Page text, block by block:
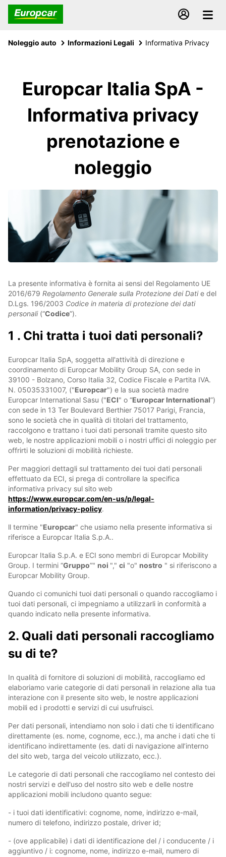
Noleggio auto Informazioni Legali Informativa Privacy
Europcar Italia SpA -
Informativa privacy
prenotazione e
noleggio
La presente informativa è fornita ai sensi del Regolamento UE
2016/679 Regolamento Generale sulla Protezione dei Datie del
D.Lgs. 196/2003 Codice in materia di protezione dei dati
personali(“Codice”).
1 . Chi tratta i tuoi dati personali?
Europcar Italia SpA, soggetta all'attività di direzione e
coordinamento di Europcar Mobility Group SA, con sede in
39100 - Bolzano, Corso Italia 32, Codice Fiscale e Partita IVA.
N. 05035331007, ("Europcar") e la sua società madre
Europcar International Sasu ("ECI" o “Europcar International”)
con sede in 13 Ter Boulevard Berthier 75017 Parigi, Francia,
sono le società che in qualità di titolari del trattamento,
raccolgono e trattano i tuoi dati personali tramite questo sito
web, le nostre applicazioni mobili o i nostri uffici di noleggio per
offrirti le soluzioni di mobilità richieste.
Per maggiori dettagli sul trattamento dei tuoi dati personali
effettuato da ECI, si prega di controllare la specifica
informativa privacy sul sito web
https://www.europcar.com/en-us/p/legal-
information/privacy-policy.
ll termine "Europcar" che usiamo nella presente informativa si
riferisce a Europcar Italia S.p.A..
Europcar Italia S.p.A. e ECI sono membri di Europcar Mobility
Group. I termini “Gruppo”" noi "," ci "o" nostro " si riferiscono a
Europcar Mobility Group.
Quando ci comunichi tuoi dati personali o quando raccogliamo i
tuoi dati personali, ci impegniamo a utilizzarli in conformità a
quando indicato nella presente informativa.
2. Quali dati personali raccogliamo
su di te?
In qualità di fornitore di soluzioni di mobilità, raccogliamo ed
elaboriamo varie categorie di dati personali in relazione alla tua
interazione con il presente sito web, le nostre applicazioni
mobili ed i prodotti e servizi di cui usufruisci.
Per dati personali, intendiamo non solo i dati che ti identificano
direttamente (es. nome, cognome, ecc.), ma anche i dati che ti
identificano indirettamente (es. dati di navigazione all’interno
del sito web, targa del veicolo utilizzato, ecc.).
Le categorie di dati personali che raccogliamo nel contesto dei
nostri servizi e dell'uso del nostro sito web e delle nostre
applicazioni mobili includono quanto segue:
- i tuoi dati identificativi: cognome, nome, indirizzo e-mail,
numero di telefono, indirizzo postale, driver id;
- (ove applicabile) i dati di identificazione del / i conducente / i
aggiuntivo / i: cognome, nome, indirizzo e-mail, numero di